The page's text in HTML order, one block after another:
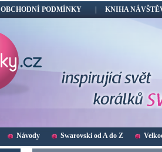
OBCHODNÍ PODMÍNKY KNIHA
Návody Swarovski od A do Z